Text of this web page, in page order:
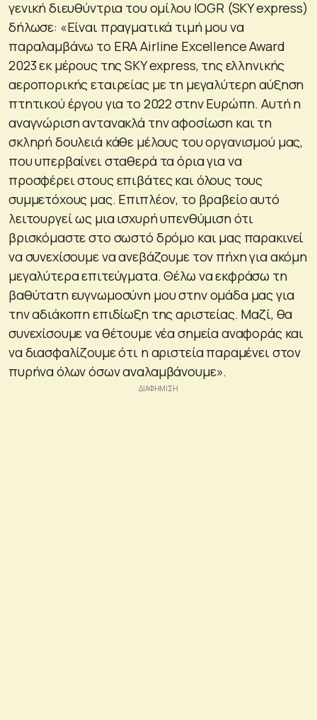
γενική διευθύντρια του ομίλου IOGR (SKY express)
δήλωσε: «Είναι πραγματικά τιμή μου να
παραλαμβάνω το ERA Airline Excellence Award
2023 εκ μέρους της SKY express, της ελληνικής
αεροπορικής εταιρείας με τη μεγαλύτερη αύξηση
πτητικού έργου για το 2022 στην Ευρώπη. Αυτή η
αναγνώριση αντανακλά την αφοσίωση και τη
σκληρή δουλειά κάθε μέλους του οργανισμού μας,
που υπερβαίνει σταθερά τα όρια για να
προσφέρει στους επιβάτες και όλους τους
συμμετόχους μας. Επιπλέον, το βραβείο αυτό
λειτουργεί ως μια ισχυρή υπενθύμιση ότι
βρισκόμαστε στο σωστό δρόμο και μας παρακινεί
να συνεχίσουμε να ανεβάζουμε τον πήχη για ακόμη
μεγαλύτερα επιτεύγματα. Θέλω να εκφράσω τη
βαθύτατη ευγνωμοσύνη μου στην ομάδα μας για
την αδιάκοπη επιδίωξη της αριστείας. Μαζί, θα
συνεχίσουμε να θέτουμε νέα σημεία αναφοράς και
να διασφαλίζουμε ότι η αριστεία παραμένει στον
πυρήνα όλων όσων αναλαμβάνουμε».